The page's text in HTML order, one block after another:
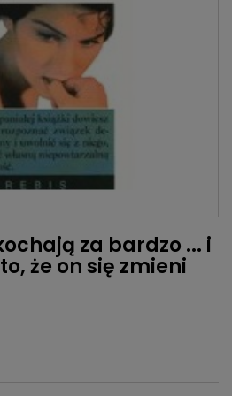
za bardzo ... i
że on się zmieni